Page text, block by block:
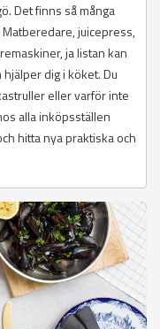
Det finns så många
juicepress,
ja listan kan
dig i köket. Du
eller varför inte
alla inköpsställen
hitta nya praktiska och